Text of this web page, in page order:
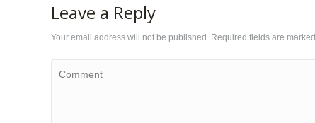
Leave a Reply
Your email address will not be published. Required fields are marked